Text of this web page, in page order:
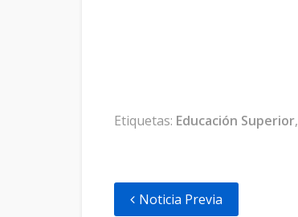
Etiquetas: Educación Superior,
Noticia Previa